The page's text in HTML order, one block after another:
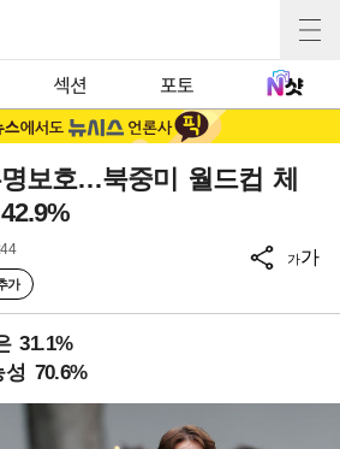
섹션 포토
보호…북중미 월드컵 체
가
가가
31.1%
70.6%